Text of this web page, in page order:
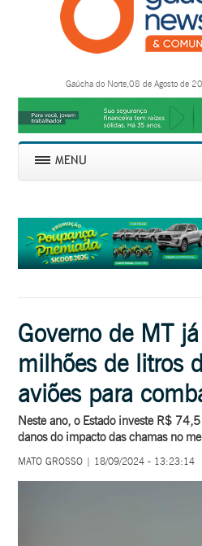
Gaúcha do Norte,08 de Agosto de
Governo de MT
milhões de litros
aviões para
Neste ano, o Estado investe R$
danos do impacto das chamas no
MATO GROSSO | 18/09/2024 - 13:23:14